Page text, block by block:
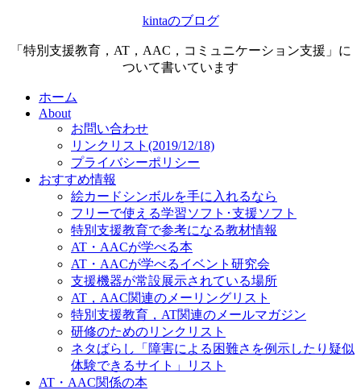
kintaのブログ
「特別支援教育，AT，AAC，コミュニケーション支援」に
ついて書いています
ホーム
About
お問い合わせ
リンクリスト(2019/12/18)
プライバシーポリシー
おすすめ情報
絵カードシンボルを手に入れるなら
フリーで使える学習ソフト･支援ソフト
特別支援教育で参考になる教材情報
AT・AACが学べる本
AT・AACが学べるイベント研究会
支援機器が常設展示されている場所
AT，AAC関連のメーリングリスト
特別支援教育，AT関連のメールマガジン
研修のためのリンクリスト
ネタばらし「障害による困難さを例示したり疑似
体験できるサイト」リスト
AT・AAC関係の本